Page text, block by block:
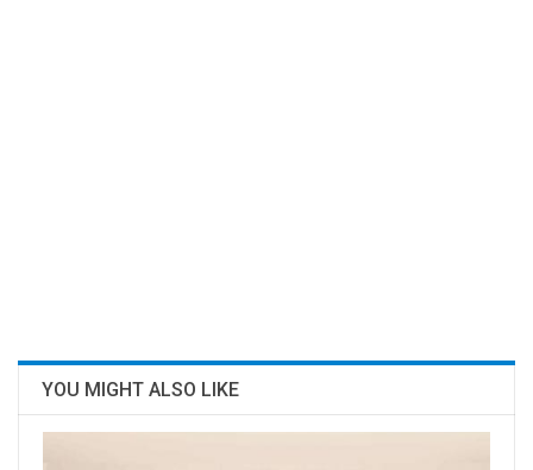
YOU MIGHT ALSO LIKE